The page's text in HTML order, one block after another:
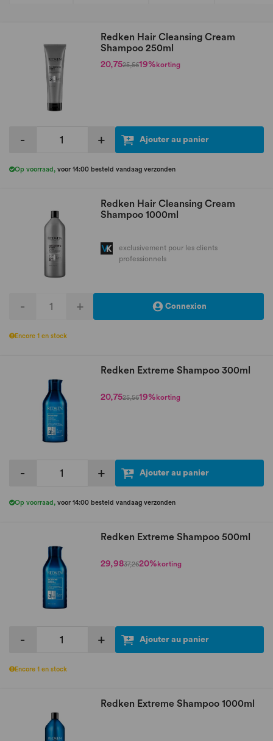
Redken Hair Cleansing Cream
Shampoo 250ml
20,7525,5619% korting
- + Ajouter au panier
Op voorraad , voor 14:00 besteld vandaag verzonden
Redken Hair Cleansing Cream
Shampoo 1000ml
exclusivement pour les clients
professionnels
- + Connexion
Encore 1 en stock
Redken Extreme Shampoo 300ml
20,7525,5619% korting
- + Ajouter au panier
Op voorraad , voor 14:00 besteld vandaag verzonden
Redken Extreme Shampoo 500ml
29,9837,2620% korting
- + Ajouter au panier
Encore 1 en stock
Redken Extreme Shampoo 1000ml